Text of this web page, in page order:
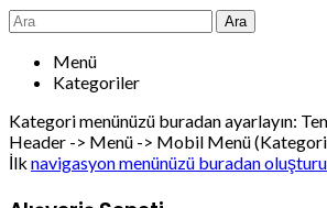
Ara
Menü
Kategoriler
Kategori menünüzü buradan ayarlayın:
Header -> Menü -> Mobil Menü
İlk navigasyon menünüzü buradan